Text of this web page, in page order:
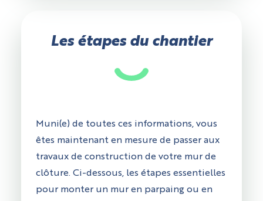
Les étapes du chantier
Muni(e) de toutes ces informations, vous
êtes maintenant en mesure de passer aux
travaux de construction de votre mur de
clôture. Ci-dessous, les étapes essentielles
pour monter un mur en parpaing ou en